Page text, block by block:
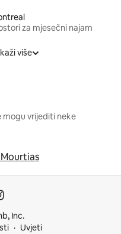
za mjesečni najam
više
mogu vrijediti neke
Inc.
Uvjeti